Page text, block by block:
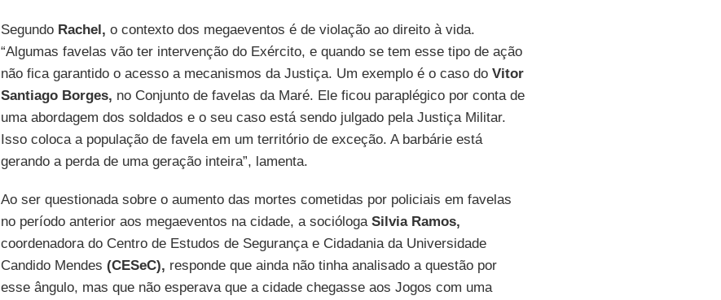
Segundo Rachel, o contexto dos megaeventos é de violação ao direito à vida.
“Algumas favelas vão ter intervenção do Exército, e quando se tem esse tipo de ação
não fica garantido o acesso a mecanismos da Justiça. Um exemplo é o caso do Vitor
Santiago Borges, no Conjunto de favelas da Maré. Ele ficou paraplégico por conta de
uma abordagem dos soldados e o seu caso está sendo julgado pela Justiça Militar.
Isso coloca a população de favela em um território de exceção. A barbárie está
gerando a perda de uma geração inteira”, lamenta.
Ao ser questionada sobre o aumento das mortes cometidas por policiais em favelas
no período anterior aos megaeventos na cidade, a socióloga Silvia Ramos,
coordenadora do Centro de Estudos de Segurança e Cidadania da Universidade
Candido Mendes (CESeC), responde que ainda não tinha analisado a questão por
esse ângulo, mas que não esperava que a cidade chegasse aos Jogos com uma